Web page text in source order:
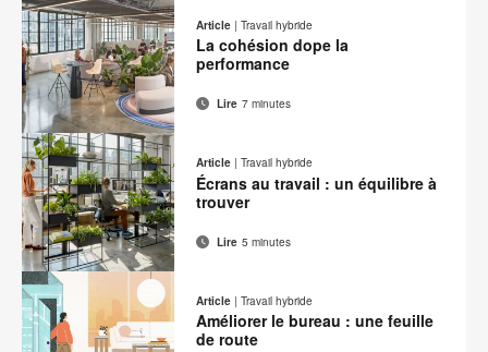
Partager
sur
Facebook
Partager
sur
Twitter
Partager
sur
Pinterest
Partager
sur
LinkedIn
Adresse
de
contact
Imprimer
cette
page
Article | Travail hybride
La cohésion dope la
performance
Lire 7 minutes
Partager
sur
Facebook
Partager
sur
Twitter
Partager
sur
Pinterest
Partager
sur
LinkedIn
Adresse
contact
Imprimer
cette
page
Article | Travail hybride
Écrans au travail : un équilibre à
trouver
Lire 5 minutes
Article | Travail hybride
Améliorer le bureau : une feuille
de route